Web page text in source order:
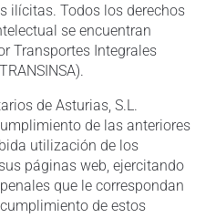
ilícitas. Todos los derechos
se encuentran
Transportes Integrales
de Asturias, S.L.
de las anteriores
utilización de los
páginas web, ejercitando
que le correspondan
de estos